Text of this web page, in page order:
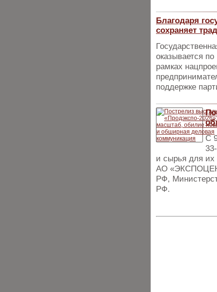
Благодаря
сохраняет
оказывается
рамках
поддержке
С
и сырья для их
АО
РФ,
РФ.